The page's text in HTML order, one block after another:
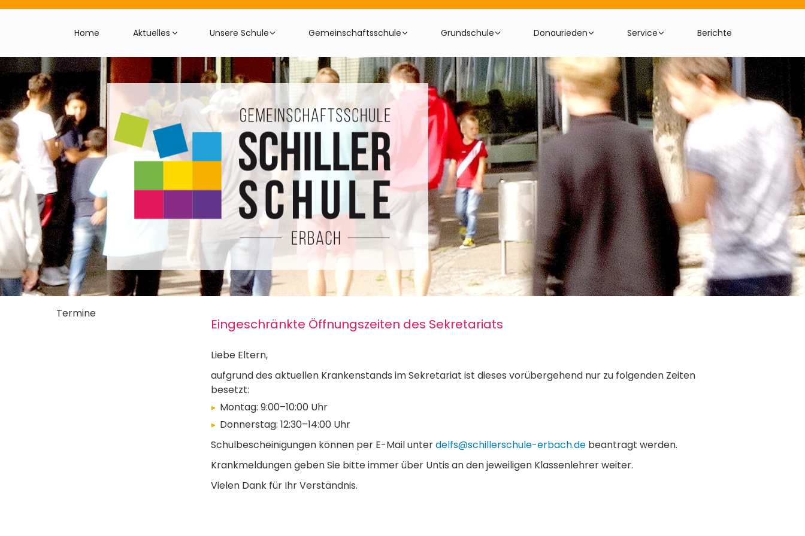
Home Aktuelles Unsere Schule Gemeinschaftsschule Grundschule Donaurieden Service Berichte
Termine
Eingeschränkte Öffnungszeiten des Sekretariats
Liebe Eltern,
aufgrund des aktuellen Krankenstands im Sekretariat ist dieses vorübergehend nur zu folgenden Zeiten
besetzt:
Montag: 9:00–10:00 Uhr
Donnerstag: 12:30–14:00 Uhr
Schulbescheinigungen können per E-Mail unterdelfs@schillerschule-erbach.de beantragt werden.
Krankmeldungen geben Sie bitte immer über Untis an den jeweiligen Klassenlehrer weiter.
Vielen Dank für Ihr Verständnis.